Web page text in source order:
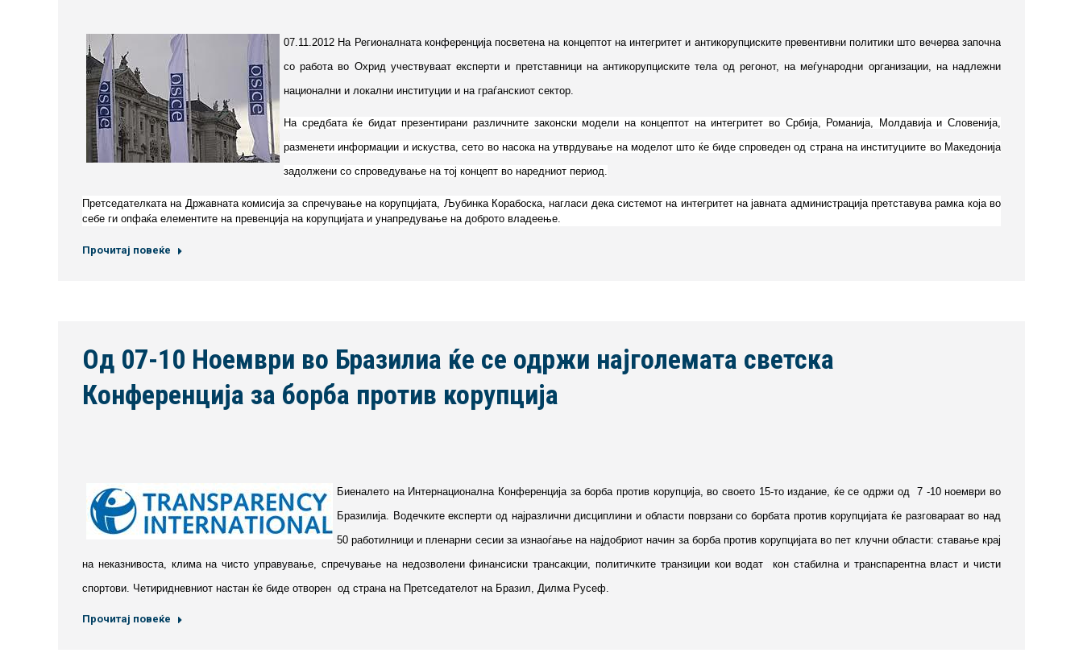
07.11.2012 На Регионалната конференција посветена на концептот на интегритет и антикорупциските превентивни политики што вечерва започна
со работа во Охрид учествуваат експерти и претставници на антикорупциските тела од регонот, на меѓународни организации, на надлежни
национални и локални институции и на граѓанскиот сектор.
На средбата ќе бидат презентирани различните законски модели на концептот на интегритет во Србија, Романија, Молдавија и Словенија,
разменети информации и искуства, сето во насока на утврдување на моделот што ќе биде спроведен од страна на институциите во Македонија
задолжени со спроведување на тој концепт во наредниот период.
Претседателката на Државната комисија за спречување на корупцијата, Љубинка Корабоска, нагласи дека системот на интегритет на јавната администрација претставува рамка која во
себе ги опфаќа елементите на превенција на корупцијата и унапредување на доброто владеење.
Прочитај повеќе
Од 07-10 Ноември во Бразилиа ќе се одржи најголемата светска
Конференција за борба против корупција
Биеналето на Интернационална Конференција за борба против корупција, во своето 15-то издание, ќе се одржи од 7 -10 ноември во
Бразилија. Водечките експерти од најразлични дисциплини и области поврзани со борбата против корупцијата ќе разговараат во над
50 работилници и пленарни сесии за изнаоѓање на најдобриот начин за борба против корупцијата во пет клучни области: ставање крај
на неказнивоста, клима на чисто управување, спречување на недозволени финансиски трансакции, политичките транзиции кои водат кон стабилна и транспарентна власт и чисти
спортови. Четиридневниот настан ќе биде отворен од страна на Претседателот на Бразил, Дилма Русеф.
Прочитај повеќе